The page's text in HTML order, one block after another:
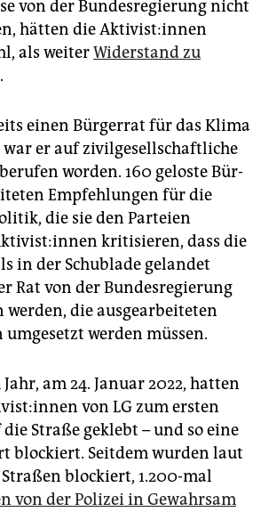
von der Bundesregierung nicht
hätten die Ak­ti­vis­t:in­nen
als weiterWiderstand zu
einen Bürgerrat für das Klima
war er auf zivilgesellschaftliche
worden. 160 geloste Bür­
Empfehlungen für die
die sie den Parteien
kritisieren, dass die
in der Schublade gelandet
Rat von der Bundesregierung
werden, die ausgearbeiteten
umgesetzt werden müssen.
am 24. Januar 2022, hatten
von LG zum ersten
Straße geklebt – und so eine
blockiert. Seitdem wurden laut
Straßen blockiert, 1.200-mal
von der Polizei in Gewahrsam